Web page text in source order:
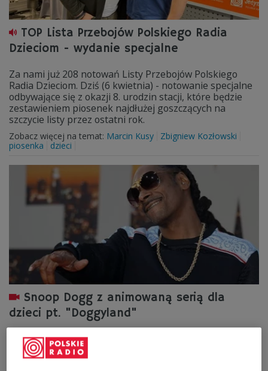
TOP Lista Przebojów Polskiego Radia
Dzieciom - wydanie specjalne
Za nami już 208 notowań Listy Przebojów Polskiego
Radia Dzieciom. Dziś (6 kwietnia) - notowanie specjalne
odbywające się z okazji 8. urodzin stacji, które będzie
zestawieniem piosenek najdłużej goszczących na
szczycie listy przez ostatni rok.
Zobacz więcej na temat: Marcin Kusy
Zbigniew Kozłowski
piosenka
dzieci
Snoop Dogg z animowaną serią dla
dzieci pt. "Doggyland"
Posłuchajcie piosenki "Głowa, ramiona, kolanka,
paluszki".